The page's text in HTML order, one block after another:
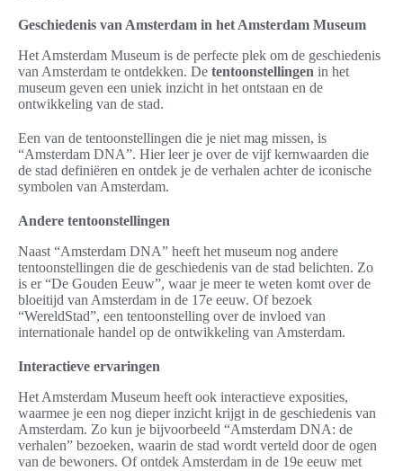
Geschiedenis van Amsterdam in het Amsterdam Museum
Het Amsterdam Museum is de perfecte plek om de geschiedenis
van Amsterdam te ontdekken. De tentoonstellingen in het
museum geven een uniek inzicht in het ontstaan en de
ontwikkeling van de stad.
Een van de tentoonstellingen die je niet mag missen, is
“Amsterdam DNA”. Hier leer je over de vijf kernwaarden die
de stad definiëren en ontdek je de verhalen achter de iconische
symbolen van Amsterdam.
Andere tentoonstellingen
Naast “Amsterdam DNA” heeft het museum nog andere
tentoonstellingen die de geschiedenis van de stad belichten. Zo
is er “De Gouden Eeuw”, waar je meer te weten komt over de
bloeitijd van Amsterdam in de 17e eeuw. Of bezoek
“WereldStad”, een tentoonstelling over de invloed van
internationale handel op de ontwikkeling van Amsterdam.
Interactieve ervaringen
Het Amsterdam Museum heeft ook interactieve exposities,
waarmee je een nog dieper inzicht krijgt in de geschiedenis van
Amsterdam. Zo kun je bijvoorbeeld “Amsterdam DNA: de
verhalen” bezoeken, waarin de stad wordt verteld door de ogen
van de bewoners. Of ontdek Amsterdam in de 19e eeuw met